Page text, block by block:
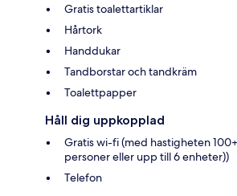
Gratis toalettartiklar
Hårtork
Handdukar
Tandborstar och tandkräm
Toalettpapper
Håll dig uppkopplad
Gratis wi-fi (med hastigheten
personer eller upp till 6 enheter))
Telefon